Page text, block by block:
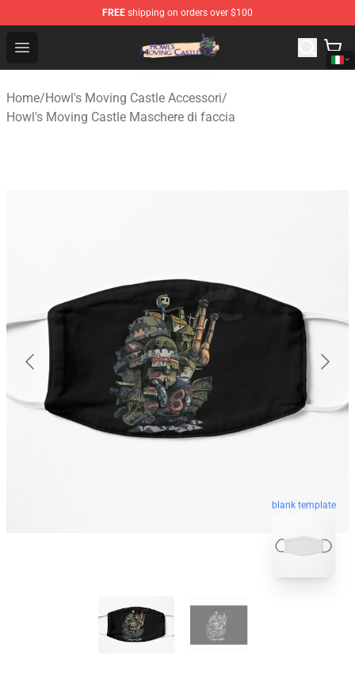
FREE shipping on orders over $100
Open menu
Howl's Moving Castle Store - Official Howl's Moving
Home/Howl's Moving Castle Accessori/
Howl's Moving Castle Maschere di faccia
blank template